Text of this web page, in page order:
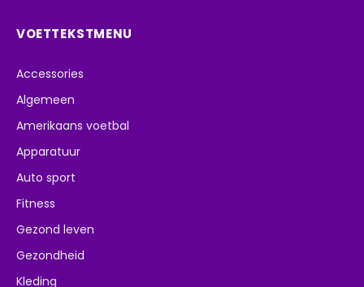
VOETTEKSTMENU
Accessories
Algemeen
Amerikaans voetbal
Apparatuur
Auto sport
Fitness
Gezond leven
Gezondheid
Kleding